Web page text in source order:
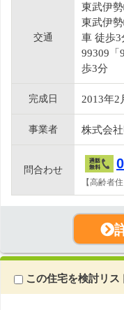
交通
東武伊
東武伊
車 徒歩3
99309「
歩3分
完成日 2013年2
事業者 株式会
問合わせ
【高齢者
この住宅を検討リス